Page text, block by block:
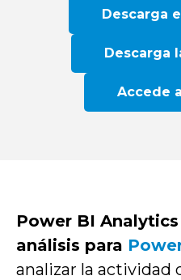
Descarga
Descarga
Accede
Power BI Analytics
análisis para
analizar la actividad